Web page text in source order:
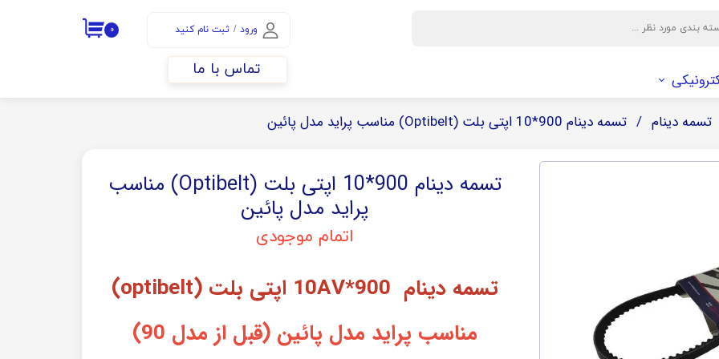
ورود / ثبت نام کنید
تغییر گذر واژه
۰
وایر و بوت
فیلتر
فیلتر هوا
سیم و اتصالات الکتریکی باکس دوربین
تماس با ما
تسمه دینام تسمه دینام 900*10 اپتی بلت (Optibelt) مناسب پراید مدل پائین
تسمه دینام 900*10 اپتی بلت (Optibelt) مناسب
پراید مدل پائین
اتمام موجودی
تسمه دینام 10AV*900 اپتی بلت (optibelt)
مناسب پراید مدل پائین (قبل از مدل 90)